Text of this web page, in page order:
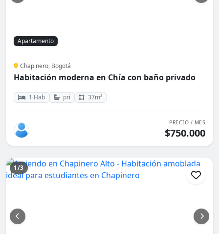
Apartamento
Chapinero, Bogotá
Habitación moderna en Chía con baño privado
1 Hab pri 37m²
PRECIO / MES
$750.000
1/3